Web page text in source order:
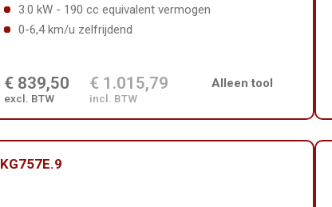
3.0 kW - 190 cc equivalent vermogen
0-6,4 km/u zelfrijdend
€ 839,50
excl. BTW
€ 1.015,79
incl. BTW
Alleen tool
KG757E.9